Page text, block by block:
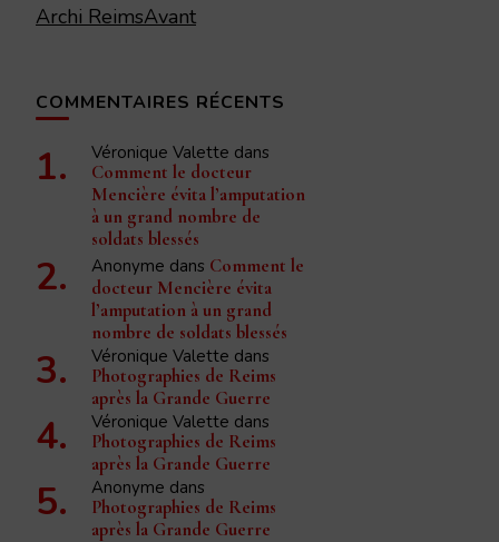
Archi ReimsAvant
COMMENTAIRES RÉCENTS
Véronique Valette dans
Comment le docteur
Mencière évita l’amputation
à un grand nombre de
soldats blessés
Anonyme dans Comment le
docteur Mencière évita
l’amputation à un grand
nombre de soldats blessés
Véronique Valette dans
Photographies de Reims
après la Grande Guerre
Véronique Valette dans
Photographies de Reims
après la Grande Guerre
Anonyme dans
Photographies de Reims
après la Grande Guerre